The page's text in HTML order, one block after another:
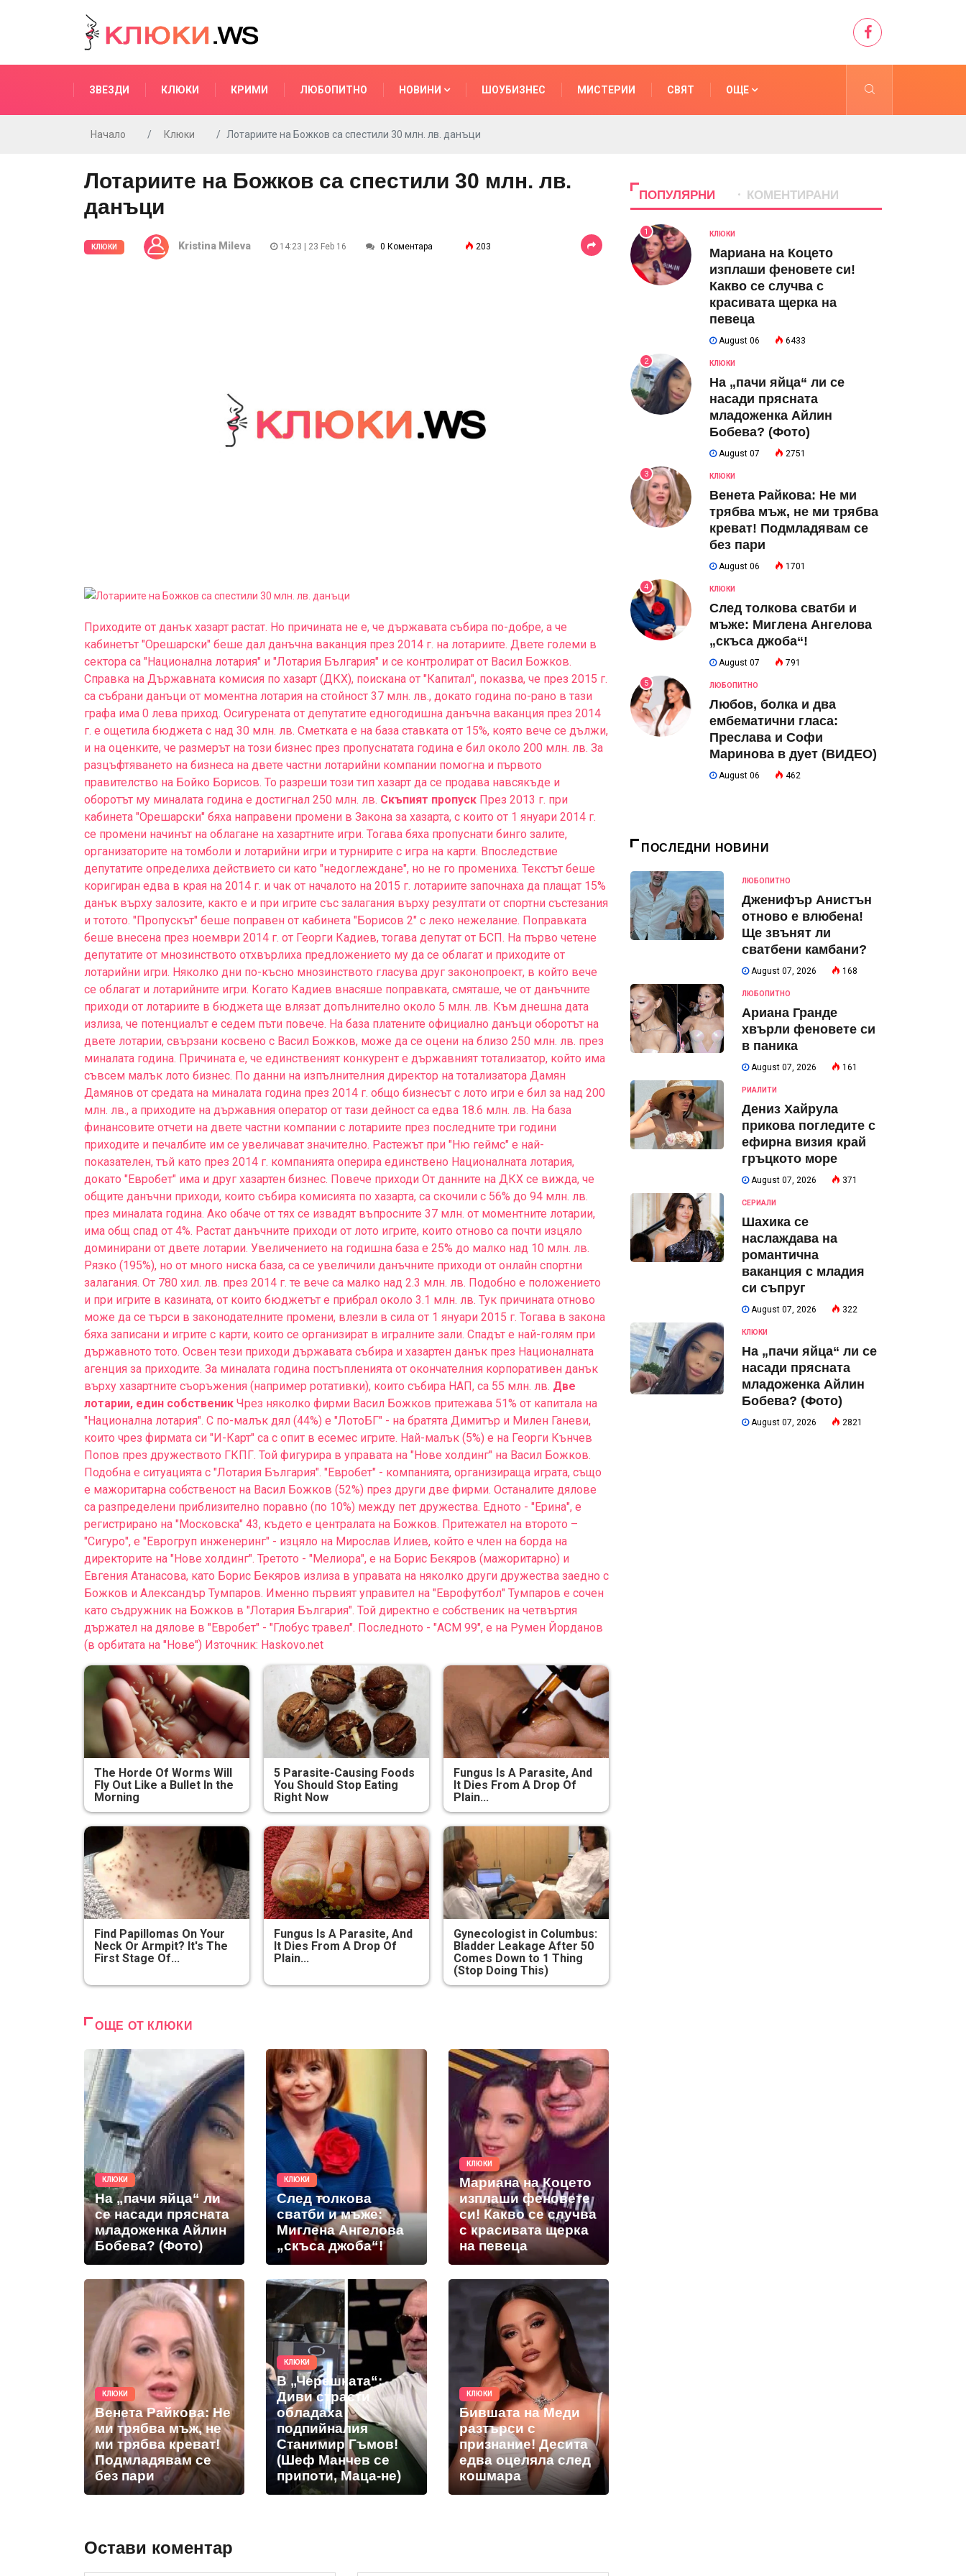
ЗВЕЗДИ КЛЮКИ КРИМИ ЛЮБОПИТНО НОВИНИ ШОУБИЗНЕС МИСТЕРИИ СВЯТ ОЩЕ
Начало Клюки Лотариите на Божков са спестили 30 млн. лв. данъци
Лотариите на Божков са спестили 30 млн. лв.
данъци
КЛЮКИ Kristina Mileva 14:23 | 23 Feb 16 0 Коментара 203
Приходите от данък хазарт растат. Но причината не е, че държавата събира по-добре, а че
кабинетът "Орешарски" беше дал данъчна ваканция през 2014 г. на лотариите. Двете големи в
сектора са "Национална лотария" и "Лотария България" и се контролират от Васил Божков.
Справка на Държавната комисия по хазарт (ДКХ), поискана от "Капитал", показва, че през 2015 г.
са събрани данъци от моментна лотария на стойност 37 млн. лв., докато година по-рано в тази
графа има 0 лева приход. Осигурената от депутатите едногодишна данъчна ваканция през 2014
г. е ощетила бюджета с над 30 млн. лв. Сметката е на база ставката от 15%, която вече се дължи,
и на оценките, че размерът на този бизнес през пропуснатата година е бил около 200 млн. лв. За
разцъфтяването на бизнеса на двете частни лотарийни компании помогна и първото
правителство на Бойко Борисов. То разреши този тип хазарт да се продава навсякъде и
оборотът му миналата година е достигнал 250 млн. лв. Скъпият пропуск През 2013 г. при
кабинета "Орешарски" бяха направени промени в Закона за хазарта, с които от 1 януари 2014 г.
се промени начинът на облагане на хазартните игри. Тогава бяха пропуснати бинго залите,
организаторите на томболи и лотарийни игри и турнирите с игра на карти. Впоследствие
депутатите определиха действието си като "недоглеждане", но не го промениха. Текстът беше
коригиран едва в края на 2014 г. и чак от началото на 2015 г. лотариите започнаха да плащат 15%
данък върху залозите, както е и при игрите със залагания върху резултати от спортни състезания
и тотото. "Пропускът" беше поправен от кабинета "Борисов 2" с леко нежелание. Поправката
беше внесена през ноември 2014 г. от Георги Кадиев, тогава депутат от БСП. На първо четене
депутатите от мнозинството отхвърлиха предложението му да се облагат и приходите от
лотарийни игри. Няколко дни по-късно мнозинството гласува друг законопроект, в който вече
се облагат и лотарийните игри. Когато Кадиев внасяше поправката, смяташе, че от данъчните
приходи от лотариите в бюджета ще влязат допълнително около 5 млн. лв. Към днешна дата
излиза, че потенциалът е седем пъти повече. На база платените официално данъци оборотът на
двете лотарии, свързани косвено с Васил Божков, може да се оцени на близо 250 млн. лв. през
миналата година. Причината е, че единственият конкурент е държавният тотализатор, който има
съвсем малък лото бизнес. По данни на изпълнителния директор на тотализатора Дамян
Дамянов от средата на миналата година през 2014 г. общо бизнесът с лото игри е бил за над 200
млн. лв., а приходите на държавния оператор от тази дейност са едва 18.6 млн. лв. На база
финансовите отчети на двете частни компании с лотариите през последните три години
приходите и печалбите им се увеличават значително. Растежът при "Ню геймс" е най-
показателен, тъй като през 2014 г. компанията оперира единствено Националната лотария,
докато "Евробет" има и друг хазартен бизнес. Повече приходи От данните на ДКХ се вижда, че
общите данъчни приходи, които събира комисията по хазарта, са скочили с 56% до 94 млн. лв.
през миналата година. Ако обаче от тях се извадят въпросните 37 млн. от моментните лотарии,
има общ спад от 4%. Растат данъчните приходи от лото игрите, които отново са почти изцяло
доминирани от двете лотарии. Увеличението на годишна база е 25% до малко над 10 млн. лв.
Рязко (195%), но от много ниска база, са се увеличили данъчните приходи от онлайн спортни
залагания. От 780 хил. лв. през 2014 г. те вече са малко над 2.3 млн. лв. Подобно е положението
и при игрите в казината, от които бюджетът е прибрал около 3.1 млн. лв. Тук причината отново
може да се търси в законодателните промени, влезли в сила от 1 януари 2015 г. Тогава в закона
бяха записани и игрите с карти, които се организират в игралните зали. Спадът е най-голям при
държавното тото. Освен тези приходи държавата събира и хазартен данък през Националната
агенция за приходите. За миналата година постъпленията от окончателния корпоративен данък
върху хазартните съоръжения (например ротативки), които събира НАП, са 55 млн. лв. Две
лотарии, един собственик Чрез няколко фирми Васил Божков притежава 51% от капитала на
"Национална лотария". С по-малък дял (44%) е "ЛотоБГ" - на братята Димитър и Милен Ганеви,
които чрез фирмата си "И-Карт" са с опит в есемес игрите. Най-малък (5%) е на Георги Кънчев
Попов през дружеството ГКПГ. Той фигурира в управата на "Нове холдинг" на Васил Божков.
Подобна е ситуацията с "Лотария България". "Евробет" - компанията, организираща играта, също
е мажоритарна собственост на Васил Божков (52%) през други две фирми. Останалите дялове
са разпределени приблизително поравно (по 10%) между пет дружества. Едното - "Ерина", е
регистрирано на "Московска" 43, където е централата на Божков. Притежател на второто –
"Сигуро", е "Еврогруп инженеринг" - изцяло на Мирослав Илиев, който е член на борда на
директорите на "Нове холдинг". Третото - "Мелиора", е на Борис Бекяров (мажоритарно) и
Евгения Атанасова, като Борис Бекяров излиза в управата на няколко други дружества заедно с
Божков и Александър Тумпаров. Именно първият управител на "Еврофутбол" Тумпаров е сочен
като съдружник на Божков в "Лотария България". Той директно е собственик на четвъртия
държател на дялове в "Евробет" - "Глобус травел". Последното - "АСМ 99", е на Румен Йорданов
(в орбитата на "Нове") Източник: Haskovo.net
The Horde Of Worms Will
Fly Out Like a Bullet In the
Morning
5 Parasite-Causing Foods
You Should Stop Eating
Right Now
Fungus Is A Parasite, And
It Dies From A Drop Of
Plain...
Find Papillomas On Your
Neck Or Armpit? It's The
First Stage Of...
Fungus Is A Parasite, And
It Dies From A Drop Of
Plain...
Gynecologist in Columbus:
Bladder Leakage After 50
Comes Down to 1 Thing
(Stop Doing This)
ОЩЕ ОТ КЛЮКИ
КЛЮКИ
На „пачи яйца“ ли
се насади прясната
младоженка Айлин
Бобева? (Фото)
КЛЮКИ
След толкова
сватби и мъже:
Миглена Ангелова
„скъса джоба“!
КЛЮКИ
Мариана на Коцето
изплаши феновете
си! Какво се случва
с красивата щерка
на певеца
КЛЮКИ
Венета Райкова: Не
ми трябва мъж, не
ми трябва креват!
Подмладявам се
без пари
КЛЮКИ
В „Черешката“:
Диви страсти
обладаха
подпийналия
Станимир Гъмов!
(Шеф Манчев се
припоти, Маца-не)
КЛЮКИ
Бившата на Меди
разтърси с
признание! Десита
едва оцеляла след
кошмара
Остави коментар
ПОПУЛЯРНИ КОМЕНТИРАНИ
1 КЛЮКИ
Мариана на Коцето
изплаши феновете си!
Какво се случва с
красивата щерка на
певеца
August 06 6433
2 КЛЮКИ
На „пачи яйца“ ли се
насади прясната
младоженка Айлин
Бобева? (Фото)
August 07 2751
3 КЛЮКИ
Венета Райкова: Не ми
трябва мъж, не ми трябва
креват! Подмладявам се
без пари
August 06 1701
4 КЛЮКИ
След толкова сватби и
мъже: Миглена Ангелова
„скъса джоба“!
August 07 791
5 ЛЮБОПИТНО
Любов, болка и два
ембематични гласа:
Преслава и Софи
Маринова в дует (ВИДЕО)
August 06 462
ПОСЛЕДНИ НОВИНИ
ЛЮБОПИТНО
Дженифър Анистън
отново е влюбена!
Ще звънят ли
сватбени камбани?
August 07, 2026 168
ЛЮБОПИТНО
Ариана Гранде
хвърли феновете си
в паника
August 07, 2026 161
РИАЛИТИ
Дениз Хайрула
прикова погледите с
ефирна визия край
гръцкото море
August 07, 2026 371
СЕРИАЛИ
Шахика се
наслаждава на
романтична
ваканция с младия
си съпруг
August 07, 2026 322
КЛЮКИ
На „пачи яйца“ ли се
насади прясната
младоженка Айлин
Бобева? (Фото)
August 07, 2026 2821